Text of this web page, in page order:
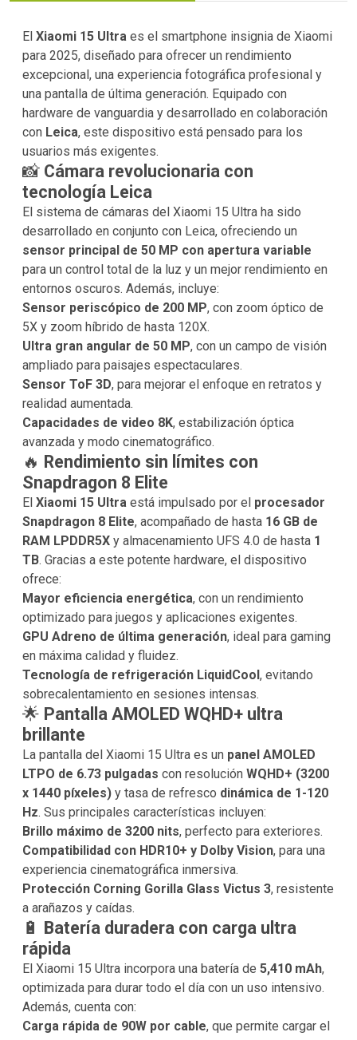
El Xiaomi 15 Ultra es el smartphone insignia de Xiaomi
para 2025, diseñado para ofrecer un rendimiento
excepcional, una experiencia fotográfica profesional y
una pantalla de última generación. Equipado con
hardware de vanguardia y desarrollado en colaboración
con Leica, este dispositivo está pensado para los
usuarios más exigentes.
📸 Cámara revolucionaria con
tecnología Leica
El sistema de cámaras del Xiaomi 15 Ultra ha sido
desarrollado en conjunto con Leica, ofreciendo un
sensor principal de 50 MP con apertura variable
para un control total de la luz y un mejor rendimiento en
entornos oscuros. Además, incluye:
Sensor periscópico de 200 MP, con zoom óptico de
5X y zoom híbrido de hasta 120X.
Ultra gran angular de 50 MP, con un campo de visión
ampliado para paisajes espectaculares.
Sensor ToF 3D, para mejorar el enfoque en retratos y
realidad aumentada.
Capacidades de video 8K, estabilización óptica
avanzada y modo cinematográfico.
🔥 Rendimiento sin límites con
Snapdragon 8 Elite
El Xiaomi 15 Ultra está impulsado por el procesador
Snapdragon 8 Elite, acompañado de hasta 16 GB de
RAM LPDDR5X y almacenamiento UFS 4.0 de hasta 1
TB. Gracias a este potente hardware, el dispositivo
ofrece:
Mayor eficiencia energética, con un rendimiento
optimizado para juegos y aplicaciones exigentes.
GPU Adreno de última generación, ideal para gaming
en máxima calidad y fluidez.
Tecnología de refrigeración LiquidCool, evitando
sobrecalentamiento en sesiones intensas.
🌟 Pantalla AMOLED WQHD+ ultra
brillante
La pantalla del Xiaomi 15 Ultra es un panel AMOLED
LTPO de 6.73 pulgadas con resolución WQHD+ (3200
x 1440 píxeles) y tasa de refresco dinámica de 1-120
Hz. Sus principales características incluyen:
Brillo máximo de 3200 nits, perfecto para exteriores.
Compatibilidad con HDR10+ y Dolby Vision, para una
experiencia cinematográfica inmersiva.
Protección Corning Gorilla Glass Victus 3, resistente
a arañazos y caídas.
🔋 Batería duradera con carga ultra
rápida
El Xiaomi 15 Ultra incorpora una batería de 5,410 mAh,
optimizada para durar todo el día con un uso intensivo.
Además, cuenta con:
Carga rápida de 90W por cable, que permite cargar el